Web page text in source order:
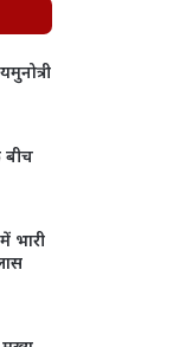
बीच
भारी